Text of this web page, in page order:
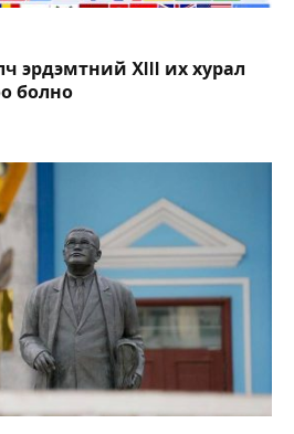
эрдэмтний XIII их хурал
болно